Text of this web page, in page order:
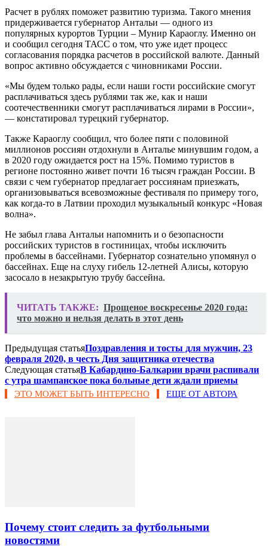
Расчет в рублях поможет развитию туризма. Такого мнения
придерживается губернатор Антальи — одного из
популярных курортов Турции – Мунир Караоглу. Именно он
и сообщил сегодня ТАСС о том, что уже идет процесс
согласования порядка расчетов в российской валюте. Данный
вопрос активно обсуждается с чиновниками России.
«Мы будем только рады, если наши гости российские смогут
расплачиваться здесь рублями так же, как и наши
соотечественники смогут расплачиваться лирами в России»,
— констатировал турецкий губернатор.
Также Караоглу сообщил, что более пяти с половиной
миллионов россиян отдохнули в Анталье минувшим годом, а
в 2020 году ожидается рост на 15%. Помимо туристов в
регионе постоянно живет почти 16 тысяч граждан России. В
связи с чем губернатор предлагает россиянам приезжать,
организовываться всевозможные фестиваля по примеру того,
как когда-то в Латвии проходил музыкальный конкурс «Новая
волна».
Не забыл глава Антальи напомнить и о безопасности
российских туристов в гостиницах, чтобы исключить
проблемы в бассейнами. Губернатор сознательно упомянул о
бассейнах. Еще на слуху гибель 12-летней Алисы, которую
засосало в незакрытую трубу бассейна.
ЧИТАТЬ ТАКЖЕ: Прощеное воскресенье 2020 года:
что можно и нельзя делать в этот день
Предыдущая статьяПоздравления и тосты для мужчин, 23
февраля 2020, в честь Дня защитника отечества
Следующая статьяВ Кабардино-Балкарии врачи распивали
с утра шампанское пока больные дети ждали приемы
ЭТО МОЖЕТ БЫТЬ ИНТЕРЕСНО ЕЩЕ ОТ АВТОРА
Почему стоит следить за футбольными
новостями